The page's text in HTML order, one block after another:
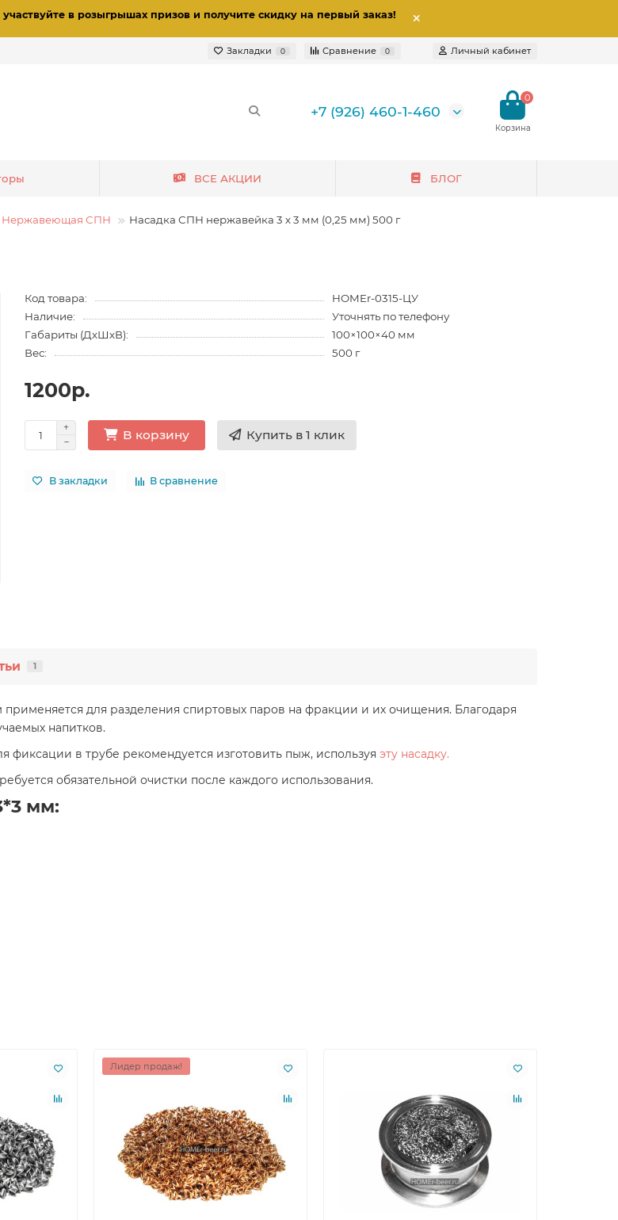
участвуйте в розыгрышах призов и получите скидку на первый заказ!
Закладки 0 Сравнение 0 Личный кабинет
+7 (926) 460-1-460
0
ВСЕ АКЦИИ БЛОГ
Нержавеющая СПН Насадка СПН нержавейка 3 х 3 мм (0,25 мм) 500 г
Код товара:
HOMEr-0315-ЦУ
Наличие:
Уточнять по телефону
Габариты (ДхШхВ):
100×100×40 мм
Вес:
500 г
1200р.
В корзину Купить в 1 клик
В закладки В сравнение
1
для разделения спиртовых паров на фракции и их очищения. Благодаря
напитков.
фиксации в трубе рекомендуется изготовить пыж, используя эту насадку.
обязательной очистки после каждого использования.
мм:
Лидер продаж!